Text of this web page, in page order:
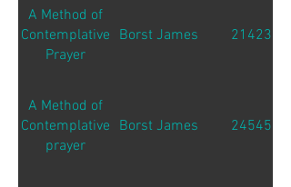
A Method of
Contemplative
Prayer
Borst James 21423
A Method of
Contemplative
prayer
Borst James 24545